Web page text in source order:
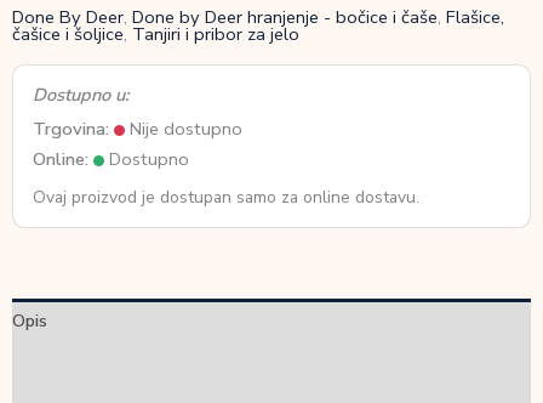
Done By Deer, Done by Deer hranjenje - bočice i čaše, Flašice,
čašice i šoljice, Tanjiri i pribor za jelo
Dostupno u:
Trgovina:
Nije dostupno
Online:
Dostupno
Ovaj proizvod je dostupan samo za online dostavu.
Opis